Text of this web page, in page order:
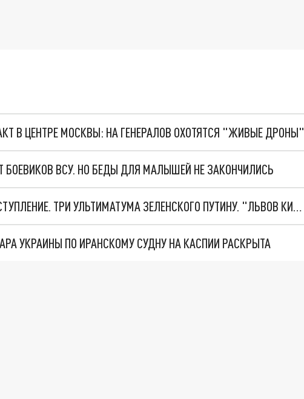
В ЦЕНТРЕ МОСКВЫ: НА ГЕНЕРАЛОВ ОХОТЯТСЯ "ЖИВЫЕ ДРОНЫ"
ВСУ. НО БЕДЫ ДЛЯ МАЛЫШЕЙ НЕ ЗАКОНЧИЛИСЬ
НОВОЕ МАСШТАБНЕЙШЕЕ НАСТУПЛЕНИЕ. ТРИ УЛЬТИМАТУМА ЗЕЛЕНСКОГО ПУТИНУ. "ЛЬВОВ КИМА" ПОСТАВЯТ НА ПВО? ГЛОБАЛЬНЫЙ ПРОРЫВ ПОД ЗАПОРОЖЬЕМ
УКРАИНЫ ПО ИРАНСКОМУ СУДНУ НА КАСПИИ РАСКРЫТА